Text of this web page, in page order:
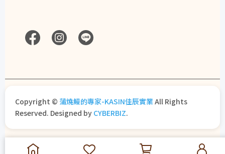
Copyright © 蒲燒鰻的專家-KASIN佳辰實業All Rights
Reserved. Designed by CYBERBIZ.